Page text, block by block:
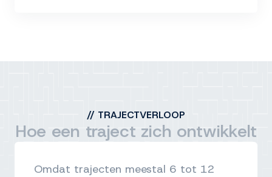
// TRAJECTVERLOOP
Hoe een traject zich ontwikkelt
Omdat trajecten meestal 6 tot 12